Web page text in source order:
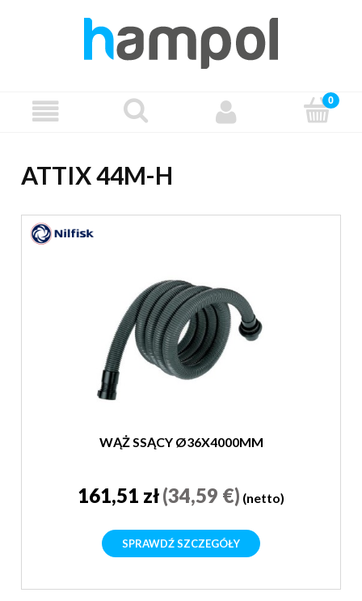
ATTIX 44M-H
WĄŻ SSĄCY Ø36X4000MM
161,51 zł(34,59 €) (netto)
SPRAWDŹ SZCZEGÓŁY